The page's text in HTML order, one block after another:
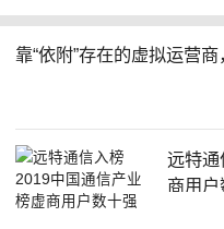
靠“依附”存在的虚拟运营商
远特通
商用户